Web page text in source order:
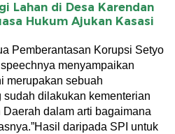
Lahan di Desa Karendan
Hukum Ajukan Kasasi
Pemberantasan Korupsi Setyo
menyampaikan
merupakan sebuah
dilakukan kementerian
dalam arti bagaimana
daripada SPI untuk